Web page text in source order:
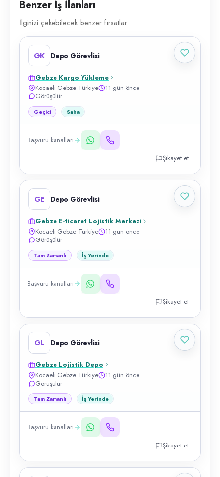
Benzer İş İlanları
İlginizi çekebilecek benzer fırsatlar
GK Depo Görevlisi
Gebze Kargo Yükleme
Kocaeli Gebze Türkiye
11 gün önce
Görüşülür
Geçici Saha
Başvuru kanalları
Şikayet et
GE Depo Görevlisi
Gebze E-ticaret Lojistik Merkezi
Kocaeli Gebze Türkiye
11 gün önce
Görüşülür
Tam Zamanlı İş Yerinde
Başvuru kanalları
Şikayet et
GL Depo Görevlisi
Gebze Lojistik Depo
Kocaeli Gebze Türkiye
11 gün önce
Görüşülür
Tam Zamanlı İş Yerinde
Başvuru kanalları
Şikayet et